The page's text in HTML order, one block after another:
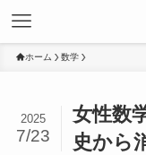
ホーム 数学
女性数
史から
2025
7/23